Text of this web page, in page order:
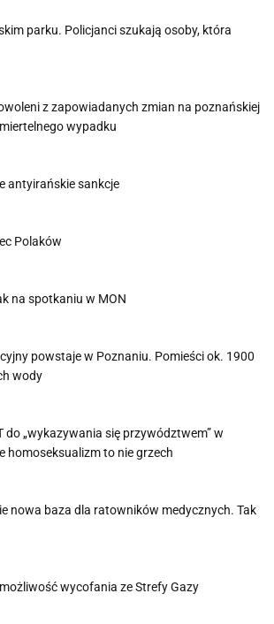
parku. Policjanci szukają osoby, która
z zapowiadanych zmian na poznańskiej
wypadku
antyirańskie sankcje
Polaków
na spotkaniu w MON
powstaje w Poznaniu. Pomieści ok. 1900
wody
do „wykazywania się przywództwem” w
homoseksualizm to nie grzech
nowa baza dla ratowników medycznych. Tak
wycofania ze Strefy Gazy